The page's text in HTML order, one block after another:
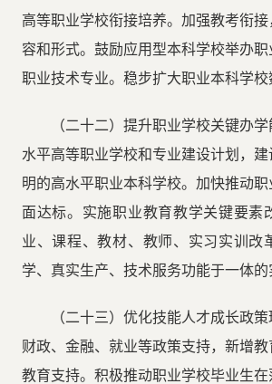
高等职业学校衔接培养。加强教考衔
容和形式。鼓励应用型本科学校举办
职业技术专业。稳步扩大职业本科学校
（二十二）提升职业学校关键办
水平高等职业学校和专业建设计划，
明的高水平职业本科学校。加快推动
面达标。实施职业教育教学关键要素
业、课程、教材、教师、实习实训改
学、真实生产、技术服务功能于一体的
（二十三）优化技能人才成长政策
财政、金融、就业等政策支持，新增
教育支持。积极推动职业学校毕业生